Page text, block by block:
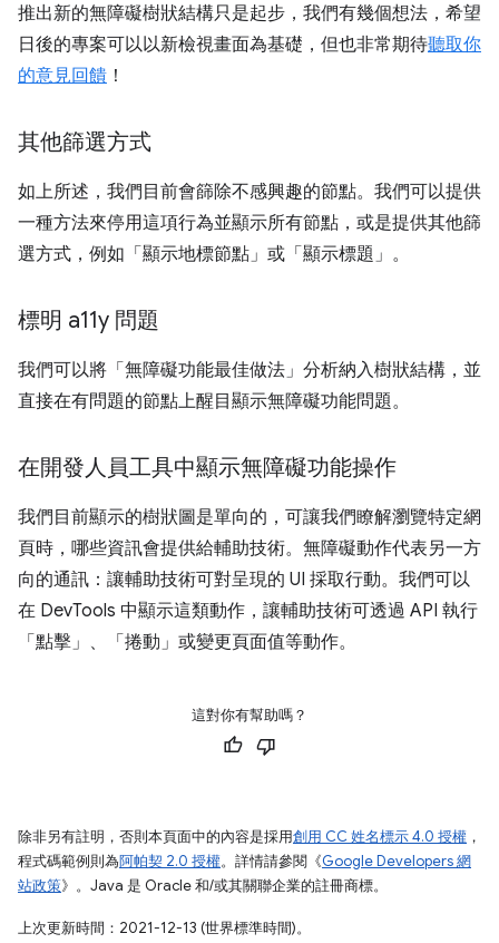
推出新的無障礙樹狀結構只是起步，我們有幾個想法，希望
日後的專案可以以新檢視畫面為基礎，但也非常期待聽取你
的意見回饋 ！
其他篩選方式
如上所述，我們目前會篩除不感興趣的節點。我們可以提供
一種方法來停用這項行為並顯示所有節點，或是提供其他篩
選方式，例如「顯示地標節點」 或「顯示標題」 。
標明 a11y 問題
我們可以將「無障礙功能最佳做法」分析納入樹狀結構，並
直接在有問題的節點上醒目顯示無障礙功能問題。
在開發人員工具中顯示無障礙功能操作
我們目前顯示的樹狀圖是單向的，可讓我們瞭解瀏覽特定網
頁時，哪些資訊會提供給輔助技術。無障礙動作代表另一方
向的通訊：讓輔助技術可對呈現的 UI 採取行動。我們可以
在 DevTools 中顯示這類動作，讓輔助技術可透過 API 執行
「點擊」、「捲動」或變更頁面值等動作。
這對你有幫助嗎？
除非另有註明，否則本頁面中的內容是採用創用 CC 姓名標示 4.0 授權 ，
程式碼範例則為阿帕契 2.0 授權。詳情請參閱《Google Developers 網
站政策》。Java 是 Oracle 和/或其關聯企業的註冊商標。
上次更新時間：2021-12-13 (世界標準時間)。